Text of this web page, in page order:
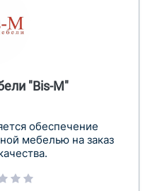
"Bis-M"
обеспечение
мебелью на заказ